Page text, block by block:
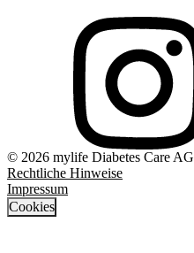
© 2026 mylife Diabetes Care AG
Rechtliche Hinweise
Impressum
Cookies